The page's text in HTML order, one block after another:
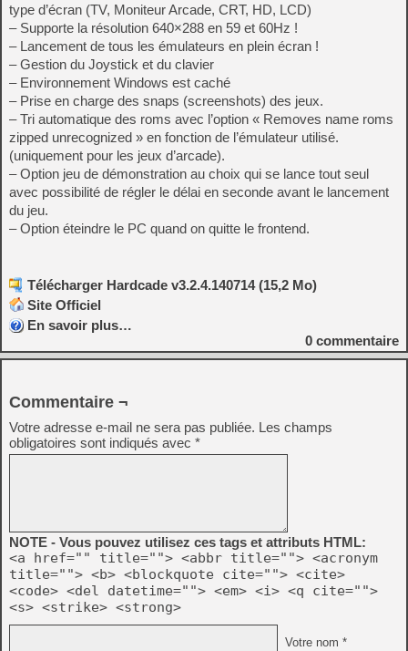
type d’écran (TV, Moniteur Arcade, CRT, HD, LCD)
– Supporte la résolution 640×288 en 59 et 60Hz !
– Lancement de tous les émulateurs en plein écran !
– Gestion du Joystick et du clavier
– Environnement Windows est caché
– Prise en charge des snaps (screenshots) des jeux.
– Tri automatique des roms avec l’option « Removes name roms
zipped unrecognized » en fonction de l’émulateur utilisé.
(uniquement pour les jeux d’arcade).
– Option jeu de démonstration au choix qui se lance tout seul
avec possibilité de régler le délai en seconde avant le lancement
du jeu.
– Option éteindre le PC quand on quitte le frontend.
Télécharger Hardcade v3.2.4.140714 (15,2 Mo)
Site Officiel
En savoir plus…
0 commentaire
Commentaire ¬
Votre adresse e-mail ne sera pas publiée. Les champs
obligatoires sont indiqués avec *
NOTE - Vous pouvez utilisez ces tags et attributs HTML:
<a href="" title=""> <abbr title=""> <acronym
title=""> <b> <blockquote cite=""> <cite>
<code> <del datetime=""> <em> <i> <q cite="">
<s> <strike> <strong>
Votre nom *